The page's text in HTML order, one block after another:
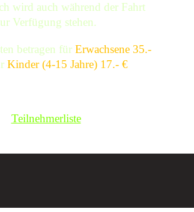
wird auch während der Fahrt
Verfügung stehen.
betragen für Erwachsene 35.-
Kinder (4-15 Jahre) 17.- €
Teilnehmerliste